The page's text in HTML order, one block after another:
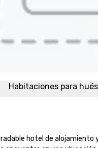
Habitaciones para
hotel de